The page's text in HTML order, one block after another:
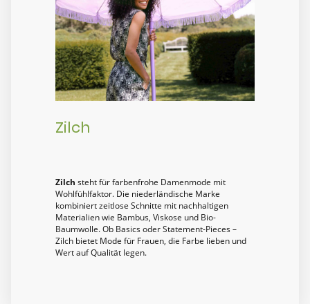
Zilch
Zilch steht für farbenfrohe Damenmode mit
Wohlfühlfaktor. Die niederländische Marke
kombiniert zeitlose Schnitte mit nachhaltigen
Materialien wie Bambus, Viskose und Bio-
Baumwolle. Ob Basics oder Statement-Pieces –
Zilch bietet Mode für Frauen, die Farbe lieben und
Wert auf Qualität legen.